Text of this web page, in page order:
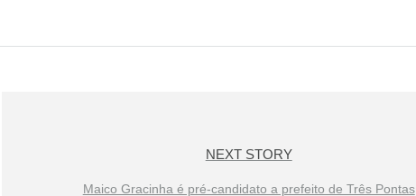
NEXT STORY
Maico Gracinha é pré-candidato a prefeito de Três Pontas